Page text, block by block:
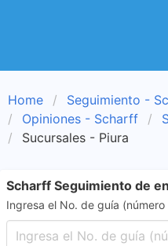
Home
Seguimiento -
Opiniones - Scharff
Sucursales - Piura
Scharff Seguimiento de
Ingresa el No. de guía